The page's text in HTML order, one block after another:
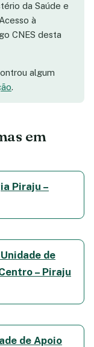
da Saúde e
à
CNES desta
algum
.
em
Piraju –
de
– Piraju
de Apoio